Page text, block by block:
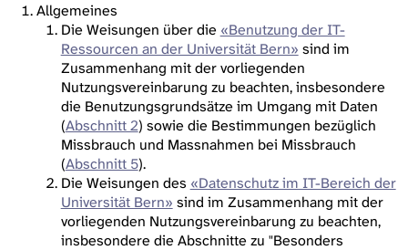
Allgemeines
Die Weisungen über die «Benutzung der IT-
Ressourcen an der Universität Bern» sind im
Zusammenhang mit der vorliegenden
Nutzungsvereinbarung zu beachten, insbesondere
die Benutzungsgrundsätze im Umgang mit Daten
(Abschnitt 2) sowie die Bestimmungen bezüglich
Missbrauch und Massnahmen bei Missbrauch
(Abschnitt 5).
Die Weisungen des «Datenschutz im IT-Bereich der
Universität Bern» sind im Zusammenhang mit der
vorliegenden Nutzungsvereinbarung zu beachten,
insbesondere die Abschnitte zu "Besonders